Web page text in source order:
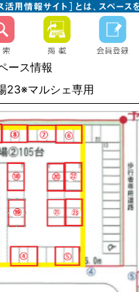
ース情報
23※マルシェ専用